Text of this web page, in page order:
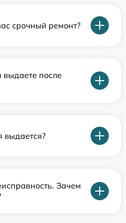
срочный ремонт?
после
выдается?
Зачем